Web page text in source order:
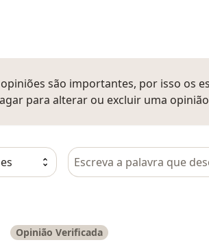
são importantes, por isso os
para alterar ou excluir uma
Pesquisar em opiniões
Opinião Verificada